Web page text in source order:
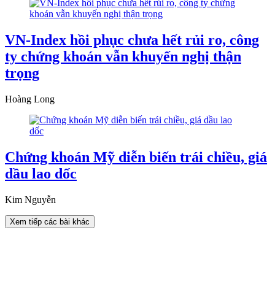
VN-Index hồi phục chưa hết rủi ro, công
ty chứng khoán vẫn khuyến nghị thận
trọng
Hoàng Long
Chứng khoán Mỹ diễn biến trái chiều, giá
dầu lao dốc
Kim Nguyễn
Xem tiếp các bài khác